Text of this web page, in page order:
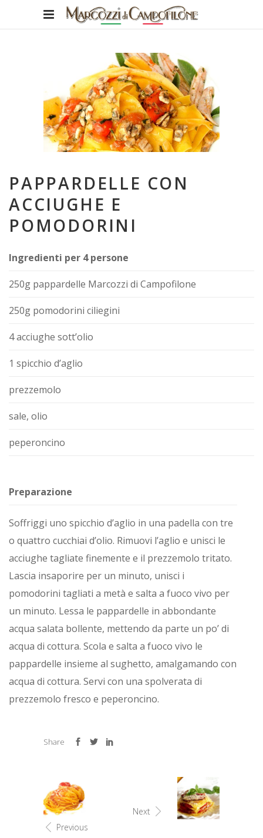
PAPPARDELLE CON
ACCIUGHE E
POMODORINI
Ingredienti per 4 persone
250g pappardelle Marcozzi di Campofilone
250g pomodorini ciliegini
4 acciughe sott’olio
1 spicchio d’aglio
prezzemolo
sale, olio
peperoncino
Preparazione
Soffriggi uno spicchio d’aglio in una padella con tre
o quattro cucchiai d’olio. Rimuovi l’aglio e unisci le
acciughe tagliate finemente e il prezzemolo tritato.
Lascia insaporire per un minuto, unisci i
pomodorini tagliati a metà e salta a fuoco vivo per
un minuto. Lessa le pappardelle in abbondante
acqua salata bollente, mettendo da parte un po’ di
acqua di cottura. Scola e salta a fuoco vivo le
pappardelle insieme al sughetto, amalgamando con
acqua di cottura. Servi con una spolverata di
prezzemolo fresco e peperoncino.
Share
Previous
Next